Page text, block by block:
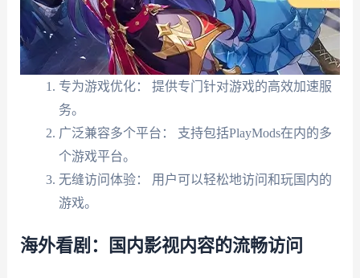
专为游戏优化： 提供专门针对游戏的高效加速服
务。
广泛兼容多个平台： 支持包括PlayMods在内的多
个游戏平台。
无缝访问体验： 用户可以轻松地访问和玩国内的
游戏。
海外看剧：国内影视内容的流畅访问